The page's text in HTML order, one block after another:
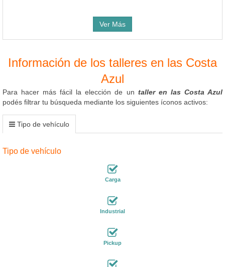
Ver Más
Información de los talleres en las Costa
Azul
Para hacer más fácil la elección de un taller en las Costa Azul
podés filtrar tu búsqueda mediante los siguientes íconos activos:
Tipo de vehículo
Tipo de vehículo
Carga
Industrial
Pickup